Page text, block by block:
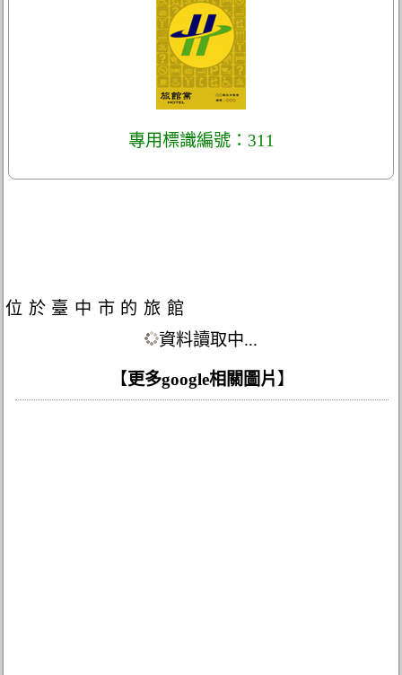
專用標識編號：311
位於臺中市的旅館
資料讀取中...
【更多google相關圖片 】